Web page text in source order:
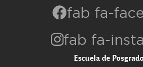
fab fa-
fab fa-
Escuela de Posgrado